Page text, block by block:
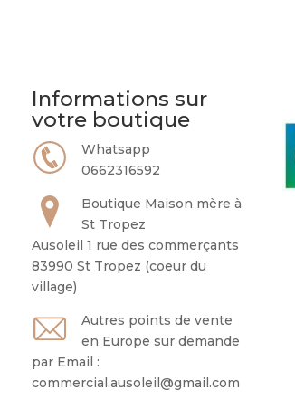
Informations sur
votre boutique
Whatsapp
0662316592
Boutique Maison mère à
St Tropez
Ausoleil 1 rue des commerçants
83990 St Tropez (coeur du
village)
Autres points de vente
en Europe sur demande
par Email :
commercial.ausoleil@gmail.com